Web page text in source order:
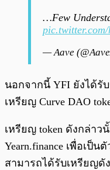
…Few
— Aave
นอกจากนี้ YFI ยังได้รั
เหรียญ Curve DAO
เหรียญ token ดังกล่า
Yearn.finance เพื่อเป็
สามารถได้รับเหรียญดั